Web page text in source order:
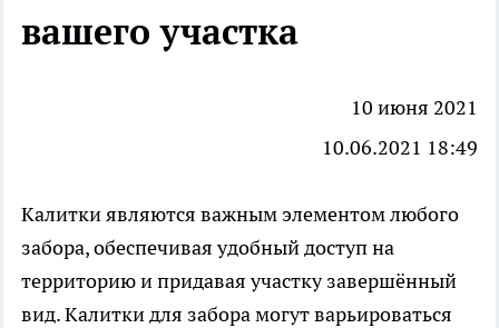
вашего участка
10 июня 2021
10.06.2021 18:49
Калитки являются важным элементом любого
забора, обеспечивая удобный доступ на
территорию и придавая участку завершённый
вид.Калитки для заборамогут варьироваться